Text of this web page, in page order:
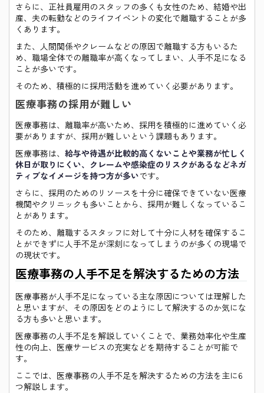
さらに、正社員雇用のスタッフの多くも女性のため、結婚や出
産、夫の転勤などのライフイベントの変化で離職することが多
くあります。
また、人間関係やクレームなどの原因で離職する方もいるた
め、職場全体での離職率が高くなってしまい、人手不足になる
ことが多いです。
そのため、積極的に採用活動を進めていく必要があります。
医療事務の採用が難しい
医療事務は、離職率が高いため、採用を積極的に進めていく必
要がありますが、採用が難しいという課題もあります。
医療事務は、 給与や待遇が比較的高くないことや業務が忙しく
休日が取りにくい、クレームや感染症のリスクがあるなどネガ
ティブなイメージを持つ方が多いです。
さらに、採用のためのリソースを十分に確保できていない医療
機関やクリニックも多いことから、採用が難しくなっているこ
とがあります。
そのため、離職するスタッフに対して十分に人材を確保するこ
とができずに人手不足が深刻になってしまうのが多くの現場で
の現状です。
医療事務の人手不足を解決するための方法
医療事務が人手不足になっている主な原因については理解した
と思いますが、その原因をどのようにして解決するのか気にな
る方も多いと思います。
医療事務の人手不足を解説していくことで、業務効率化や生産
性の向上、医療サービスの充実などを期待することが可能で
す。
ここでは、医療事務の人手不足を解決するための方法を主に6
つ解説します。